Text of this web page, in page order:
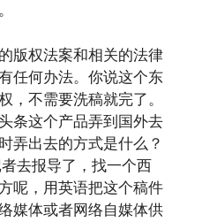
版权法案和相关的法律
任何办法。你说这个东
，不需要洗稿就完了。
条这个产品弄到国外去
弄出去的方式是什么？
去报导了，找一个西
呢，用英语把这个稿件
媒体或者网络自媒体供